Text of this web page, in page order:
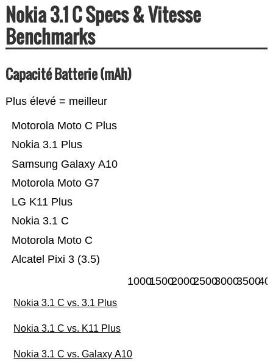
Nokia 3.1 C Specs & Vitesse
Benchmarks
Capacité Batterie (mAh)
Plus élevé = meilleur
Alcatel Pixi 3 (3.5)
Motorola Moto C
Nokia 3.1 C
LG K11 Plus
Motorola Moto G7
Samsung Galaxy A10
Nokia 3.1 Plus
Motorola Moto C Plus
100015002000250030003500
Nokia 3.1 C vs. 3.1 Plus
Nokia 3.1 C vs. K11 Plus
Nokia 3.1 C vs. Galaxy A10